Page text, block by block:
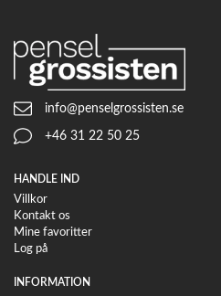
info@penselgrossisten.se
+46 31 22 50 25
HANDLE IND
Villkor
Kontakt os
Mine favoritter
Log på
INFORMATION